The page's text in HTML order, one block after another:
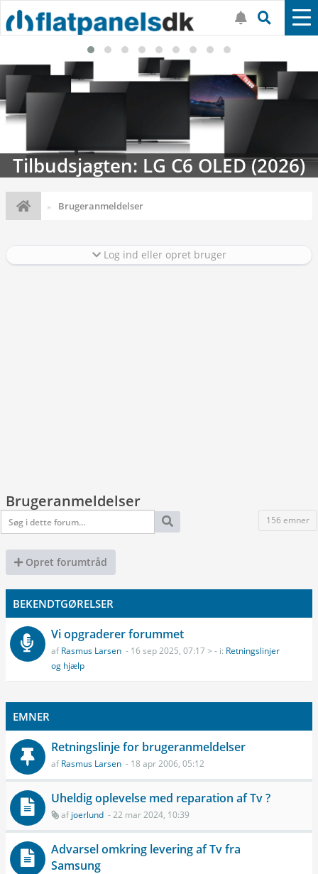
Streaming-kalenderen: Nyt i august
Brugeranmeldelser
Log ind eller opret bruger
Brugeranmeldelser
156 emner
Opret forumtråd
BEKENDTGØRELSER
Vi opgraderer forummet
afRasmus Larsen - 16 sep 2025, 07:17 > - i: Retningslinjer
og hjælp
EMNER
Retningslinje for brugeranmeldelser
afRasmus Larsen - 18 apr 2006, 05:12
Uheldig oplevelse med reparation af Tv ?
afjoerlund - 22 mar 2024, 10:39
Advarsel omkring levering af Tv fra
Samsung